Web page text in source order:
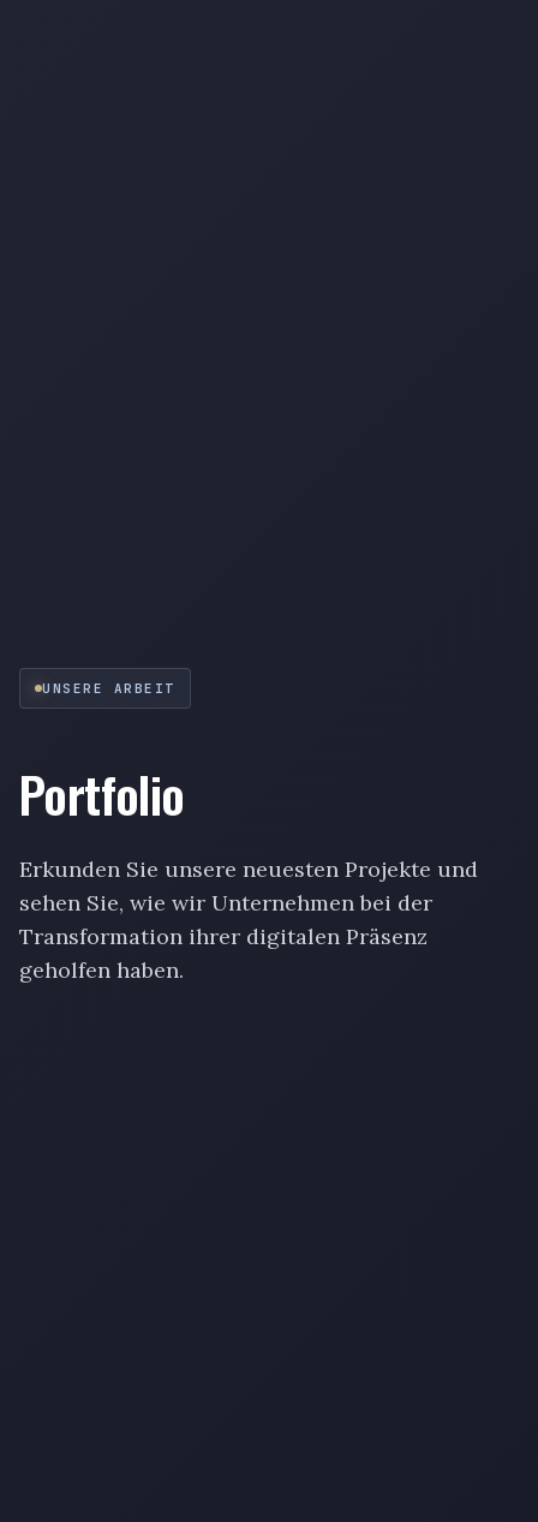
UNSERE ARBEIT
Portfolio
Erkunden Sie unsere neuesten Projekte und
sehen Sie, wie wir Unternehmen bei der
Transformation ihrer digitalen Präsenz
geholfen haben.